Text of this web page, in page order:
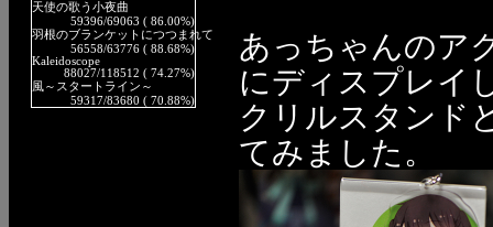
天使の歌う小夜曲
59396/69063 ( 86.00%)
羽根のブランケットにつつまれて
56558/63776 ( 88.68%)
Kaleidoscope
88027/118512 ( 74.27%)
風～スタートライン～
59317/83680 ( 70.88%)
あっちゃんのア
にディスプレイ
クリルスタンド
てみました。